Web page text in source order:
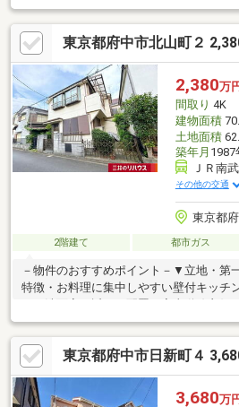
戸やクローゼット等、収納豊富な間取り
ン1台 ＋バイク・自転車置き場、物置
り・敷地内南側にお庭あり〇2010年リフ
交換・浴室交換・洗面台交換・便座交換
グ交換・クロス張替 等※建ぺい率、容
時には同規模の建物は建築不可※地下の
面積の不算入措置はご利用不可
東京都府中市北山町２
2,380万
間取り 4K
建物面積
土地面積
築年月 1987
ＪＲ南
その他の交通
東京都
2階建て 都市ガス
－物件のおすすめポイント－▼立地・第
特徴・お料理に集中しやすい壁付キッチ
計・和室約6.0帖に収納付の納戸を設置
随所に収納を確保▼周辺環境・府中市立
(約300m)・北山町第2公園 徒歩4分(約
い率・容積率をオーバーしており、再建
物は建築できません■ ご希望の住まい探
東京都府中市日新町４
3,680万